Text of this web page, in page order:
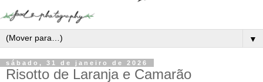
▼
sábado, 31 de janeiro de 2026
Risotto de Laranja e Camarão